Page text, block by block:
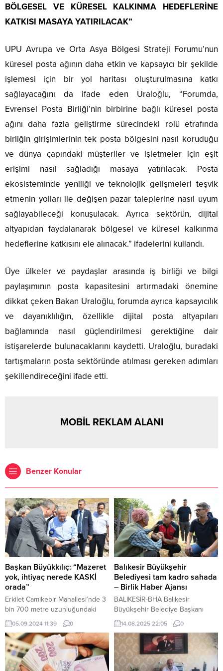
BÖLGESEL VE KÜRESEL KALKINMA HEDEFLERİNE
KATKISI MASAYA YATIRILACAK”
UPU Avrupa ve Orta Asya Bölgesi Strateji Forumu’nun
küresel posta ağının daha etkin ve kapsayıcı bir şekilde
işlemesi için bir yol haritası oluşturulmasına katkı
sağlayacağını da ifade eden Uraloğlu, “Forumda,
Evrensel Posta Birliği’nin birbirine bağlı küresel posta
ağını daha fazla geliştirme sürecindeki rolü etrafında
birliğin girişimlerinin tek posta bölgesini nasıl koruduğu
ve dünya çapındaki müşteriler ve işletmeler için eşit
erişimi nasıl sağladığı masaya yatırılacak. Posta
ekosisteminde yeniliği ve teknolojik gelişmeleri teşvik
etmenin yolları ile değişen pazar taleplerine nasıl uyum
sağlayabileceği konuşulacak. Ayrıca sektörün, dijital
altyapıdan faydalanarak bölgesel ve küresel kalkınma
hedeflerine katkısını ele alınacak.” ifadelerini kullandı.
Üye ülkeler ve paydaşlar arasında iş birliği ve bilgi
paylaşımının posta kapasitesini artırmadaki önemine
dikkat çeken Bakan Uraloğlu, forumda ayrıca kapsayıcılık
ve dayanıklılığın, özellikle dijital posta altyapıları
bağlamında nasıl güçlendirilmesi gerektiğine dair
istişarelerde bulunacaklarını kaydetti. Uraloğlu, buradaki
tartışmaların posta sektöründe atılması gereken adımları
şekillendireceğini ifade etti.
MOBİL REKLAM ALANI
Benzer Konular
Başkan Büyükkılıç: “Mazeret
yok, ihtiyaç nerede KASKİ
orada”
Erkilet Camikebir Mahallesi’nde 3
bin 700 metre uzunluğundaki
hatta yaklaşık 10 milyon TL
maliyetle hayata geçecek yatırımı
yerinde inceleyen Başkan
Büyükkılıç, “Mazeret yok, ihtiyaç
nerede KASKİ orada” dedi.
KAYSERİ (İGFA) – Kayseri
05.09.2024 11:39 0
Balıkesir Büyükşehir
Belediyesi tam kadro sahada
– Birlik Haber Ajansı
BALIKESİR-BHA Balıkesir
Büyükşehir Belediye Başkanı
Ahmet Akın, deprem ve
yangından etkilenen Balıkesirlileri
yalnız bırakmadı. Sındırgı’da
meydana gelen 6.1
büyüklüğündeki deprem ve
Bigadiç’in Köseler Mahallesi’ndeki
14.08.2025 22:05 0